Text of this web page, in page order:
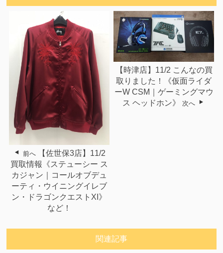
前へ
【佐世保3店】11/2
買取情報《ステューシー ス
カジャン｜コールオブデュ
ーティ・ウイニングイレブ
ン・ドラゴンクエストXI》
など！
【時津店】11/2 こんなの買
取りました！《仮面ライダ
ーW CSM｜ゲーミングマウ
ス ヘッドホン》
次へ
関連記事